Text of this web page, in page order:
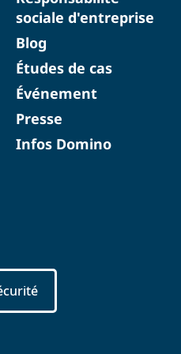
sociale d'entreprise
Blog
Études de cas
Événement
Presse
Infos Domino